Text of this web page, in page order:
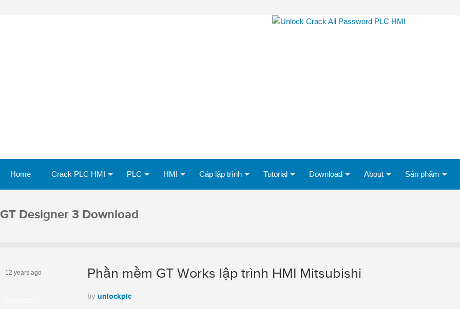
Home Crack PLC HMI PLC HMI Cáp lập trình Tutorial Download About Sản phẩm
GT Designer 3 Download
Phần mềm GT Works lập trình HMI Mitsubishi
12 years ago
by unlockplc